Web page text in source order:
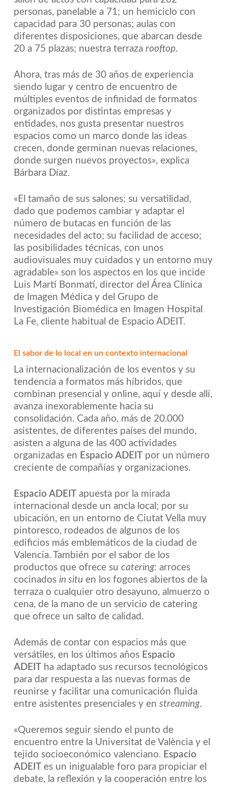
personas, panelable a 71; un hemiciclo con
capacidad para 30 personas; aulas con
diferentes disposiciones, que abarcan desde
20 a 75 plazas; nuestra terraza rooftop.
Ahora, tras más de 30 años de experiencia
siendo lugar y centro de encuentro de
múltiples eventos de infinidad de formatos
organizados por distintas empresas y
entidades, nos gusta presentar nuestros
espacios como un marco donde las ideas
crecen, donde germinan nuevas relaciones,
donde surgen nuevos proyectos», explica
Bárbara Díaz.
«El tamaño de sus salones; su versatilidad,
dado que podemos cambiar y adaptar el
número de butacas en función de las
necesidades del acto; su facilidad de acceso;
las posibilidades técnicas, con unos
audiovisuales muy cuidados y un entorno muy
agradable» son los aspectos en los que incide
Luis Martí Bonmatí, director del Área Clínica
de Imagen Médica y del Grupo de
Investigación Biomédica en Imagen Hospital
La Fe, cliente habitual de Espacio ADEIT.
El sabor de lo local en un contexto internacional
La internacionalización de los eventos y su
tendencia a formatos más híbridos, que
combinan presencial y online, aquí y desde allí,
avanza inexorablemente hacia su
consolidación. Cada año, más de 20.000
asistentes, de diferentes países del mundo,
asisten a alguna de las 400 actividades
organizadas en Espacio ADEIT
por un número
creciente de compañías y organizaciones.
Espacio ADEIT
apuesta por la mirada
internacional desde un ancla local; por su
ubicación, en un entorno de Ciutat Vella muy
pintoresco, rodeados de algunos de los
edificios más emblemáticos de la ciudad de
Valencia. También por el sabor de los
productos que ofrece su catering: arroces
cocinados in situen los fogones abiertos de la
terraza o cualquier otro desayuno, almuerzo o
cena, de la mano de un servicio de catering
que ofrece un salto de calidad.
Además de contar con espacios más que
versátiles, en los últimos años Espacio
ADEIT
ha adaptado sus recursos tecnológicos
para dar respuesta a las nuevas formas de
reunirse y facilitar una comunicación fluida
entre asistentes presenciales y en streaming.
«Queremos seguir siendo el punto de
encuentro entre la Universitat de València y el
tejido socioeconómico valenciano. Espacio
ADEIT
es un inigualable foro para propiciar el
debate, la reflexión y la cooperación entre los